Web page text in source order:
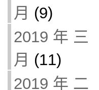
月 (9)
2019 年 三
月 (11)
2019 年 二